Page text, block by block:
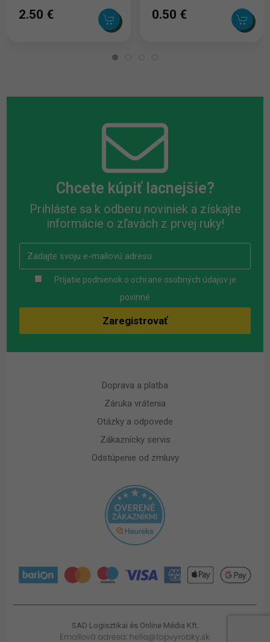
2.50 ‎€ 0.50 ‎€
Chcete kúpiť lacnejšie?
Prihláste sa k odberu noviniek a získajte
informácie o zľavách z prvej ruky!
Prijatie podnienok o ochrane osobných údajov je
povinné
Doprava a platba
Záruka vrátenia
Otázky a odpovede
Zákaznícky servis
Odstúpenie od zmluvy
SAD Logisztikai és Online Média Kft.